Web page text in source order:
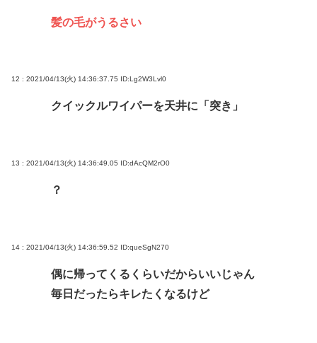
髪の毛がうるさい
12 : 2021/04/13(火) 14:36:37.75 ID:Lg2W3Lvl0
クイックルワイパーを天井に「突き」
13 : 2021/04/13(火) 14:36:49.05 ID:dAcQM2rO0
？
14 : 2021/04/13(火) 14:36:59.52 ID:queSgN270
偶に帰ってくるくらいだからいいじゃん
毎日だったらキレたくなるけど